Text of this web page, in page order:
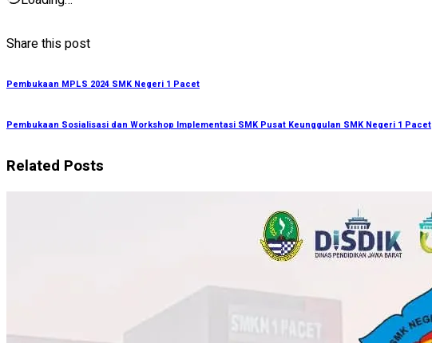
Share this post
Pembukaan MPLS 2024 SMK Negeri 1 Pacet
Pembukaan Sosialisasi dan Workshop Implementasi SMK Pusat Keunggulan SMK Negeri 1 Pacet
Related Posts